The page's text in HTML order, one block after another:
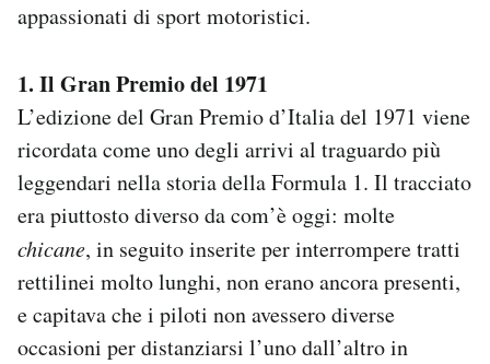
appassionati di sport motoristici.
1. Il Gran Premio del 1971
L’edizione del Gran Premio d’Italia del 1971 viene
ricordata come uno degli arrivi al traguardo più
leggendari nella storia della Formula 1. Il tracciato
era piuttosto diverso da com’è oggi: molte
chicane, in seguito inserite per interrompere tratti
rettilinei molto lunghi, non erano ancora presenti,
e capitava che i piloti non avessero diverse
occasioni per distanziarsi l’uno dall’altro in